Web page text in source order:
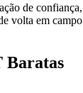
de
volta em
Baratas